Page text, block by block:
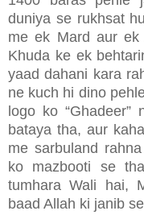
duniya se rukhsat
me ek Mard aur
Khuda ke ek
yaad dahani kara
ne kuch hi dino
logo ko
bataya tha, aur
me sarbuland
ko mazbooti se
tumhara Wali hai,
baad Allah ki janib